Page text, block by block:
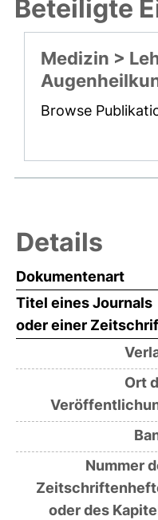
Beteiligte
Medizin >
Browse
Details
Dokumentenart
Titel eines Journals
oder einer
Ort
Nummer
oder des